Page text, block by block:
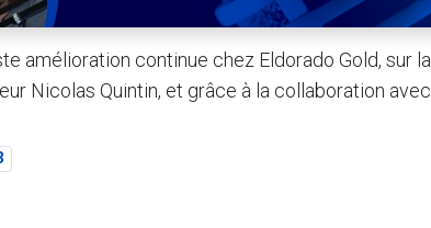
amélioration continue chez Eldorado Gold, sur la
Nicolas Quintin, et grâce à la collaboration avec